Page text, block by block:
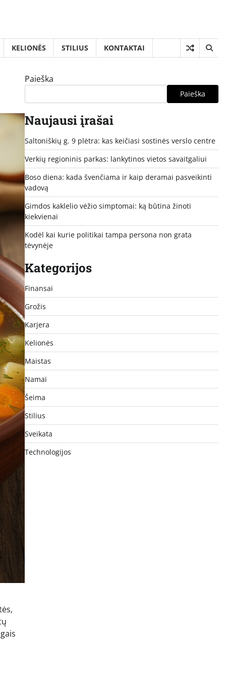
KELIONĖS STILIUS KONTAKTAI
Paieška
Paieška
Naujausi įrašai
Saltoniškių g. 9 plėtra: kas keičiasi sostinės verslo centre
Verkių regioninis parkas: lankytinos vietos savaitgaliui
Boso diena: kada švenčiama ir kaip deramai pasveikinti
vadovą
Gimdos kaklelio vėžio simptomai: ką būtina žinoti
kiekvienai
Kodėl kai kurie politikai tampa persona non grata
tėvynėje
Kategorijos
Finansai
Grožis
Karjera
Kelionės
Maistas
Namai
Šeima
Stilius
Sveikata
Technologijos